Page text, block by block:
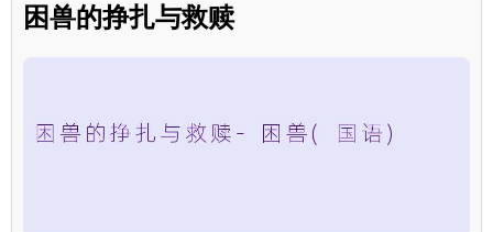
困兽的挣扎与救赎